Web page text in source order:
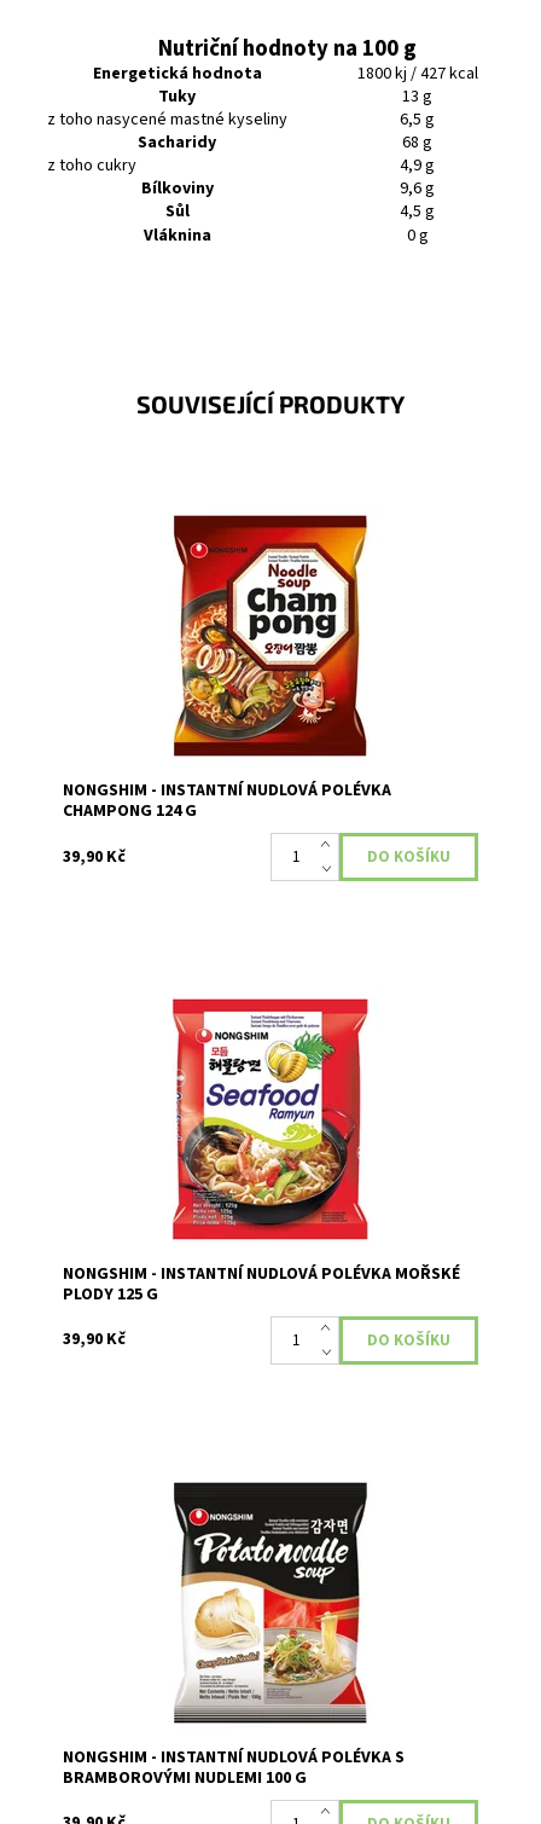
Nutriční hodnoty na 100 g
Energetická hodnota
1800 kj / 427 kcal
Tuky
13 g
z toho nasycené mastné kyseliny
6,5 g
Sacharidy
68 g
z toho cukry
4,9 g
Bílkoviny
9,6 g
Sůl
4,5 g
Vláknina
0 g
SOUVISEJÍCÍ PRODUKTY
Kvalitní pšeničné nudle v pikantním kořeněném vývaru
skvěle zasytí a výborně se hodí pro každou příležitost.
Skladem
NONGSHIM - INSTANTNÍ NUDLOVÁ POLÉVKA
CHAMPONG 124 G
39,90 Kč
Instantní nudlová polévka s příchutí mořských plodů.
Skladem
NONGSHIM - INSTANTNÍ NUDLOVÁ POLÉVKA MOŘSKÉ
PLODY 125 G
39,90 Kč
Nongshim bramborová nudlová polévka obsahuje
skutečné brambory, které tvoří více než polovinu
poměru obsahu nudlí.
Momentálně nedostupné
NONGSHIM - INSTANTNÍ NUDLOVÁ POLÉVKA S
BRAMBOROVÝMI NUDLEMI 100 G